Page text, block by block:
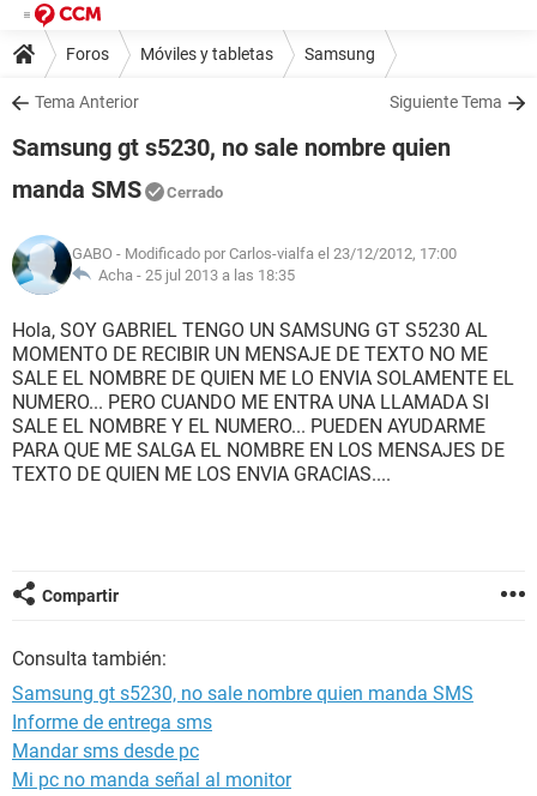
Foros Móviles y tabletas Samsung
Tema Anterior Siguiente Tema
Samsung gt s5230, no sale nombre quien
manda SMS
Cerrado
GABO - Modificado por Carlos-vialfa el 23/12/2012, 17:00
Acha - 25 jul 2013 a las 18:35
Hola, SOY GABRIEL TENGO UN SAMSUNG GT S5230 AL
MOMENTO DE RECIBIR UN MENSAJE DE TEXTO NO ME
SALE EL NOMBRE DE QUIEN ME LO ENVIA SOLAMENTE EL
NUMERO... PERO CUANDO ME ENTRA UNA LLAMADA SI
SALE EL NOMBRE Y EL NUMERO... PUEDEN AYUDARME
PARA QUE ME SALGA EL NOMBRE EN LOS MENSAJES DE
TEXTO DE QUIEN ME LOS ENVIA GRACIAS....
Compartir
Consulta también:
Samsung gt s5230, no sale nombre quien manda SMS
Informe de entrega sms
Mandar sms desde pc
Mi pc no manda señal al monitor